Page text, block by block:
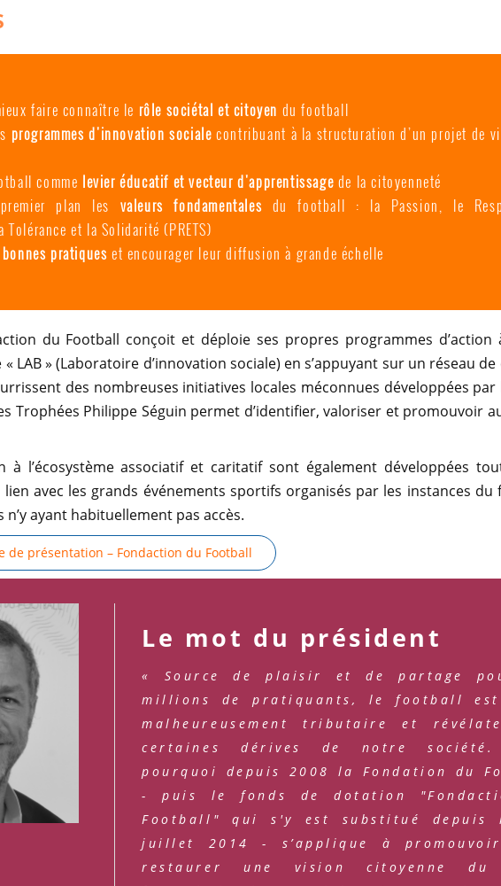
faire connaître le rôle sociétal et citoyen du football
programmes d'innovationsociale contribuant à la structuration d’un projet de
comme levier éducatif et vecteur d'apprentissage de la citoyenneté
plan les valeurs fondamentales du football : la Passion, le
Tolérance et la Solidarité (PRETS)
pratiques et encourager leur diffusion à grande échelle
du Football conçoit et déploie ses propres programmes d’action
LAB » (Laboratoire d’innovation sociale) en s’appuyant sur un réseau
des nombreuses initiatives locales méconnues développées par
Trophées Philippe Séguin permet d’identifier, valoriser et promouvoir
à l’écosystème associatif et caritatif sont également développées
lien avec les grands événements sportifs organisés par les instances
ayant habituellement pas accès.
de présentation – Fondaction du Football
Le mot du président
« Source de plaisir et de partage
millions de pratiquants, le football est
malheureusement tributaire et
certaines dérives de notre société.
pourquoi depuis 2008 la Fondation du
- puis le fonds de dotation
Football" qui s'y est substitué depuis
juillet 2014 - s’applique à
restaurer une vision citoyenne du